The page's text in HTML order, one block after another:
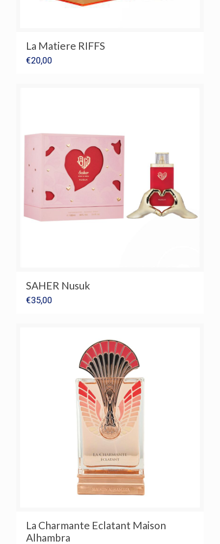
La Matiere RIFFS
€20,00
SAHER Nusuk
€35,00
La Charmante Eclatant Maison
Alhambra